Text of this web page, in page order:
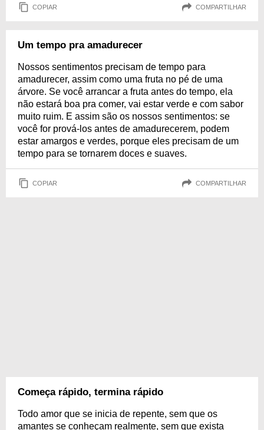
COPIAR COMPARTILHAR
Um tempo pra amadurecer
Nossos sentimentos precisam de tempo para
amadurecer, assim como uma fruta no pé de uma
árvore. Se você arrancar a fruta antes do tempo, ela
não estará boa pra comer, vai estar verde e com sabor
muito ruim. E assim são os nossos sentimentos: se
você for prová-los antes de amadurecerem, podem
estar amargos e verdes, porque eles precisam de um
tempo para se tornarem doces e suaves.
COPIAR COMPARTILHAR
Começa rápido, termina rápido
Todo amor que se inicia de repente, sem que os
amantes se conheçam realmente, sem que exista